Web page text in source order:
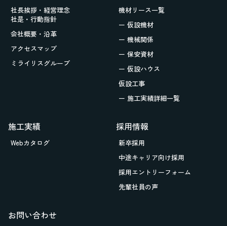
社長挨拶・経営理念
社是・行動指針
会社概要・沿革
アクセスマップ
ミライリスグループ
機材リース一覧
ー 仮設機材
ー 機械関係
ー 保安資材
ー 仮設ハウス
仮設工事
ー 施工実績詳細一覧
施工実績
Webカタログ
採用情報
新卒採用
中途キャリア向け採用
採用エントリーフォーム
先輩社員の声
お問い合わせ